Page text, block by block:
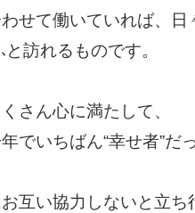
せて働いていれば、日
訪れるものです。
さん心に満たして、
でいちばん“幸せ者”だ
互い協力しないと立ち